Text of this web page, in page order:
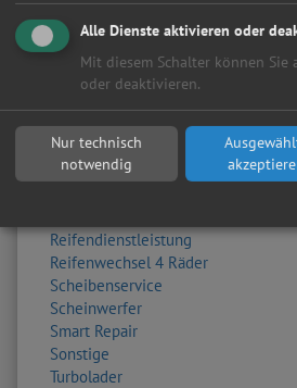
Karosserie
Keilriemen
Klima / Heizung / Kühler
Klimaservice
Lackierung
Lichtmaschine
Ölwechsel
Reifendienstleistung
Reifenwechsel 4 Räder
Scheibenservice
Scheinwerfer
Smart Repair
Sonstige
Turbolader
Alle Dienste aktivieren oder
Mit diesem Schalter können
oder deaktivieren.
Nur technisch
notwendig